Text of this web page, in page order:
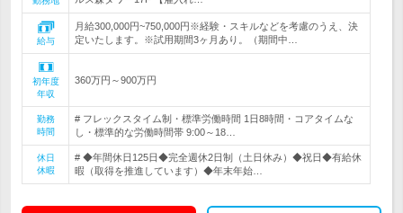
給与
月給300,000円~750,000円※経験・スキルなどを考慮のうえ、決
定いたします。※試用期間3ヶ月あり。（期間中…
初年度
年収
360万円～900万円
勤務
時間
# フレックスタイム制・標準労働時間 1日8時間・コアタイムな
し・標準的な労働時間帯 9:00～18…
休日
休暇
# ◆年間休日125日◆完全週休2日制（土日休み）◆祝日◆有給休
暇（取得を推進しています）◆年末年始…